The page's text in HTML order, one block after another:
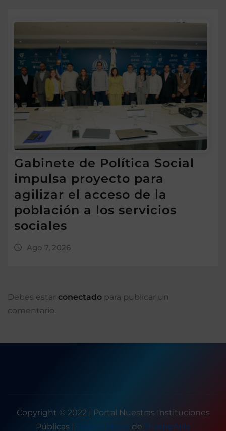
Gabinete de Política Social
impulsa proyecto para
agilizar el acceso de la
población a los servicios
sociales
Ago 7, 2026
Debes estar conectado para publicar un
comentario.
Copyright © 2022 | Portal Nuestras Instituciones
Públicas | Seattle News de ThemeArile